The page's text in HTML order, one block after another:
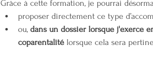
Grâce à cette formation, je pourrai
proposer directement ce type
ou, dans un dossier lorsque j'exerce
coparentalité lorsque cela sera